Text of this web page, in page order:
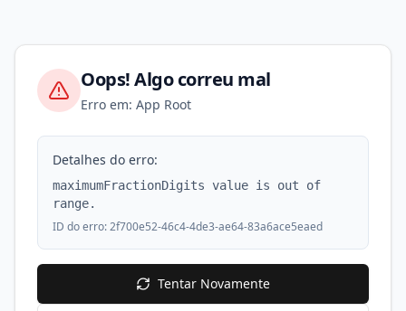
Oops! Algo correu mal
Erro em: App Root
Detalhes do erro:
maximumFractionDigits value is out of
range.
ID do erro:2f700e52-46c4-4de3-ae64-83a6ace5eaed
Tentar Novamente